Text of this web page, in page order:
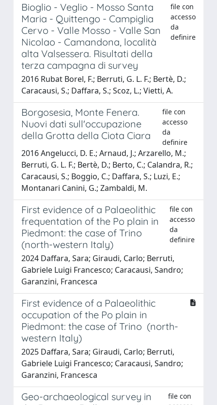
Bioglio - Veglio - Mosso Santa
Maria - Quittengo - Campiglia
Cervo - Valle Mosso - Valle San
Nicolao - Camandona, località
alta Valsessera. Risultati della
terza campagna di survey
file con
accesso
da
definire
2016 Rubat Borel, F.; Berruti, G. L. F.; Bertè, D.;
Caracausi, S.; Daffara, S.; Scoz, L.; Vietti, A.
Borgosesia, Monte Fenera.
Nuovi dati sull'occupazione
della Grotta della Ciota Ciara
file con
accesso
da
definire
2016 Angelucci, D. E.; Arnaud, J.; Arzarello, M.;
Berruti, G. L. F.; Bertè, D.; Berto, C.; Calandra, R.;
Caracausi, S.; Boggio, C.; Daffara, S.; Luzi, E.;
Montanari Canini, G.; Zambaldi, M.
First evidence of a Palaeolithic
frequentation of the Po plain in
Piedmont: the case of Trino
(north-western Italy)
file con
accesso
da
definire
2024 Daffara, Sara; Giraudi, Carlo; Berruti,
Gabriele Luigi Francesco; Caracausi, Sandro;
Garanzini, Francesca
First evidence of a Palaeolithic
occupation of the Po plain in
Piedmont: the case of Trino (north-
western Italy)
2025 Daffara, Sara; Giraudi, Carlo; Berruti,
Gabriele Luigi Francesco; Caracausi, Sandro;
Garanzini, Francesca
Geo-archaeological survey in
file con